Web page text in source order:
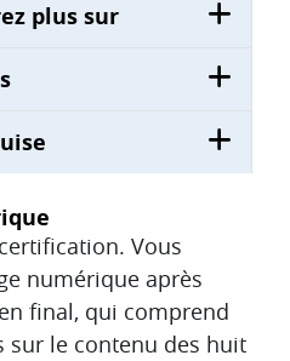
plus sur
Vous
numérique après
final, qui comprend
sur le contenu des huit